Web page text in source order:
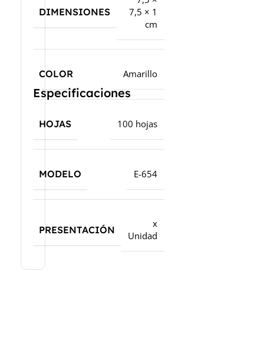
Especificaciones
DIMENSIONES
7,5 × 1
cm
COLOR Amarillo
HOJAS 100 hojas
MODELO E-654
PRESENTACIÓN
x
Unidad